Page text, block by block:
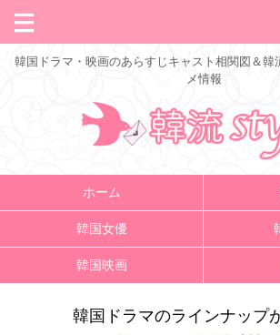
韓国ドラマ・映画のあらすじキャスト相関図＆韓
メ情報
ホーム
韓国女優
韓国映画
韓国ドラマのラインナップ